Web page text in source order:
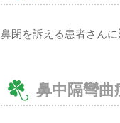
鼻閉を訴える患者さん
鼻中隔彎曲